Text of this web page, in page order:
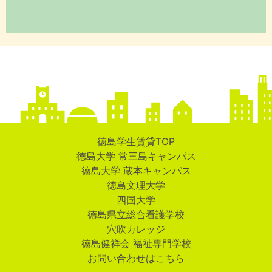
徳島学生賃貸TOP
徳島大学 常三島キャンパス
徳島大学 蔵本キャンパス
徳島文理大学
四国大学
徳島県立総合看護学校
穴吹カレッジ
徳島健祥会 福祉専門学校
お問い合わせはこちら